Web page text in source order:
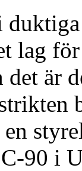
lag
är
90 i